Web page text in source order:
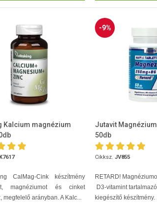
Kalcium magnézium
CalMag-Cink készítmény
magnéziumot és cinket
megfelelő arányban. A Kalc...
-9%
Jutavit
50db
Cikksz. JV855
RETARD!
D3-vitamint
kiegészítő készítmény.